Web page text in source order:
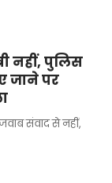
नहीं, पुलिस
जाने पर
संवाद से नहीं,